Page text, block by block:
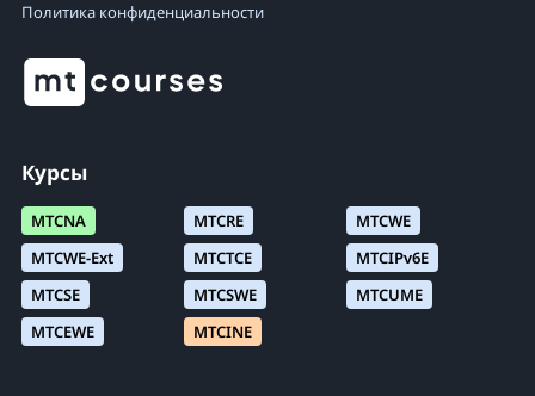
Политика конфиденциальности
Курсы
MTCNA MTCRE
MTCWE
MTCWE-Ext
MTCTCE
MTCIPv6E
MTCSE
MTCSWE
MTCUME
MTCEWE
MTCINE